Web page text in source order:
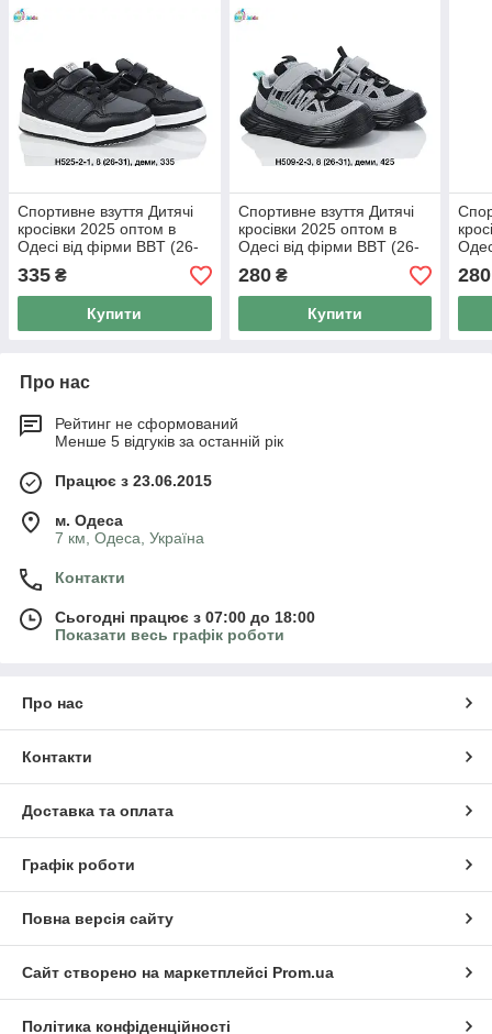
Спортивне взуття Дитячі
кросівки 2025 оптом в
Одесі від фірми BBT (26-
31)
335 ₴
Купити
Спортивне взуття Дитячі
кросівки 2025 оптом в
Одесі від фірми BBT (26-
31)
280₴
Купити
31)
280
Про нас
Рейтинг не сформований
Менше 5 відгуків за останній рік
Працює з 23.06.2015
м. Одеса
7 км, Одеса, Україна
Контакти
Сьогодні працює з 07:00 до 18:00
Показати весь графік роботи
Про нас
Контакти
Доставка та оплата
Графік роботи
Повна версія сайту
Сайт створено на маркетплейсі Prom.ua
Політика конфіденційності